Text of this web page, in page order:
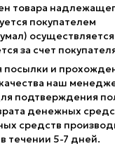
товара
покупателем
за счет
посылки и
наш
подтверждения
денежных
средств
течении 5-7 дней.